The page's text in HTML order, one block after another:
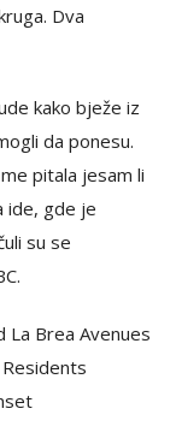
Dva
kako bježe iz
da ponesu.
pitala jesam li
ide, gde je
su se
La Brea Avenues